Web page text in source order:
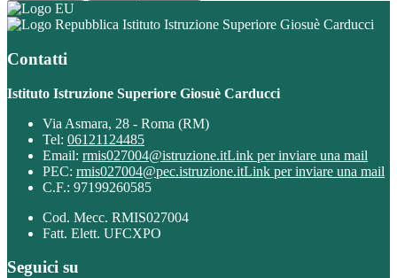
Istituto Istruzione Superiore Giosuè Carducci
Contatti
Istituto Istruzione Superiore Giosuè Carducci
Via Asmara, 28 - Roma (RM)
Tel: 06121124485
Email: rmis027004@istruzione.itLink per inviare una mail
PEC: rmis027004@pec.istruzione.itLink per inviare una mail
C.F.: 97199260585
Cod. Mecc. RMIS027004
Fatt. Elett. UFCXPO
Seguici su